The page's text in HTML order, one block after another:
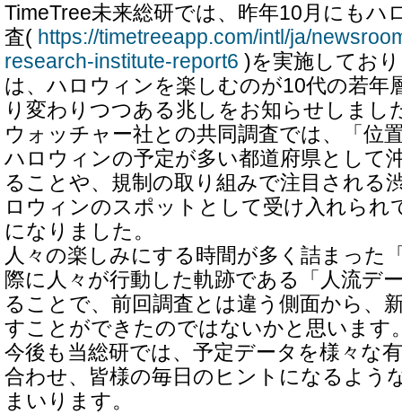
TimeTree未来総研では、昨年10月にもハ
査( https://timetreeapp.com/intl/ja/
research-institute-report6 )を実施してお
は、ハロウィンを楽しむのが10代の若年
り変わりつつある兆しをお知らせしまし
ウォッチャー社との共同調査では、「位
ハロウィンの予定が多い都道府県として
ることや、規制の取り組みで注目される
ロウィンのスポットとして受け入れられ
になりました。
人々の楽しみにする時間が多く詰まった
際に人々が行動した軌跡である「人流デ
ることで、前回調査とは違う側面から、
すことができたのではないかと思います
今後も当総研では、予定データを様々な
合わせ、皆様の毎日のヒントになるよう
まいります。